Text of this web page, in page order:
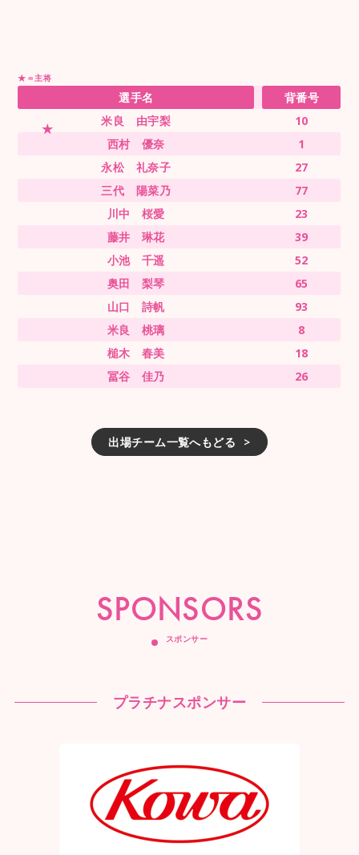
★＝主将
選手名
背番号
米良 由宇梨
10
西村 優奈
1
永松 礼奈子
27
三代 陽菜乃
77
川中 桜愛
23
藤井 琳花
39
小池 千遥
52
奥田 梨琴
65
山口 詩帆
93
米良 桃璃
8
槌木 春美
18
冨谷 佳乃
26
出場チーム一覧へもどる
SPONSORS
スポンサー
プラチナスポンサー